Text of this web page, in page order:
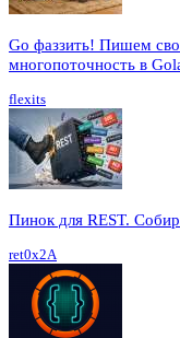
Go фаззить! Пишем
многопоточность в
flexits
Пинок для REST.
ret0x2A